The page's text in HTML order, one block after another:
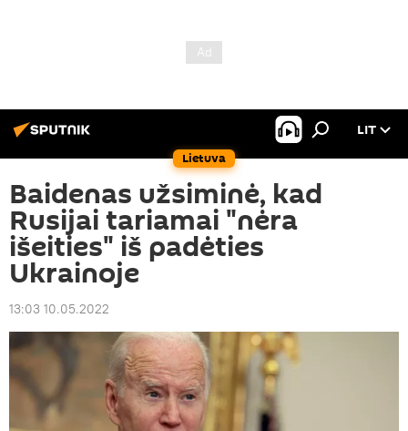
Lietuva
LIT
Baidenas užsiminė, kad
Rusijai tariamai "nėra
išeities" iš padėties
Ukrainoje
13:03 10.05.2022